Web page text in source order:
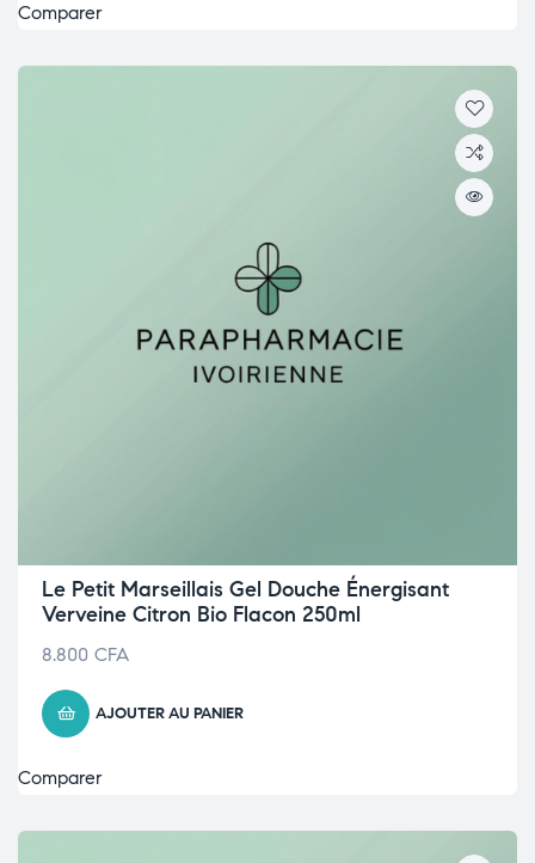
Comparer
Le Petit Marseillais Gel Douche Énergisant
Verveine Citron Bio Flacon 250ml
8.800 CFA
AJOUTER AU PANIER
Comparer